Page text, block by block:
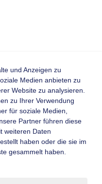
Mitglieder-Login
Neu registrieren
Leistungsverzeichnis
und Anzeigen zu
Medien anbieten zu
Website zu analysieren.
zu Ihrer Verwendung
für soziale Medien,
Partner führen diese
weiteren Daten
haben oder die sie im
gesammelt haben.